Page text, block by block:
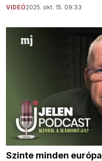
VIDEÓ2025. okt. 15. 09:33
Szinte minden